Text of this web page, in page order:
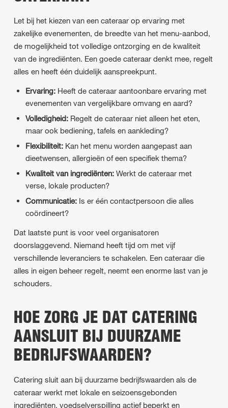
Let bij het kiezen van een cateraar op ervaring met
zakelijke evenementen, de breedte van het menu-aanbod,
de mogelijkheid tot volledige ontzorging en de kwaliteit
van de ingrediënten. Een goede cateraar denkt mee, regelt
alles en heeft één duidelijk aanspreekpunt.
Ervaring:Heeft de cateraar aantoonbare ervaring met
evenementen van vergelijkbare omvang en aard?
Volledigheid:Regelt de cateraar niet alleen het eten,
maar ook bediening, tafels en aankleding?
Flexibiliteit:Kan het menu worden aangepast aan
dieetwensen, allergieën of een specifiek thema?
Kwaliteit van ingrediënten:Werkt de cateraar met
verse, lokale producten?
Communicatie:Is er één contactpersoon die alles
coördineert?
Dat laatste punt is voor veel organisatoren
doorslaggevend. Niemand heeft tijd om met vijf
verschillende leveranciers te schakelen. Een cateraar die
alles in eigen beheer regelt, neemt een enorme last van je
schouders.
HOE ZORG JE DAT CATERING
AANSLUIT BIJ DUURZAME
BEDRIJFSWAARDEN?
Catering sluit aan bij duurzame bedrijfswaarden als de
cateraar werkt met lokale en seizoensgebonden
ingrediënten, voedselverspilling actief beperkt en